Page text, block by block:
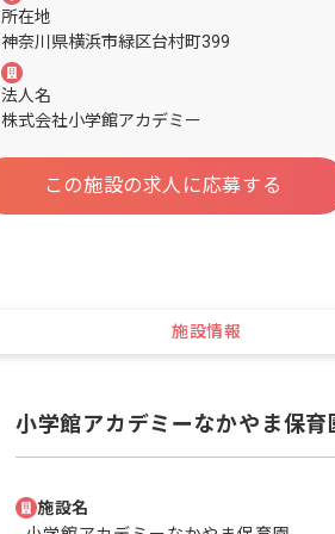
所在地
神奈川県横浜市緑区台村町399
法人名
株式会社小学館アカデミー
この施設の求人に応募する
施設情報
小学館アカデミーなかやま保育
施設名